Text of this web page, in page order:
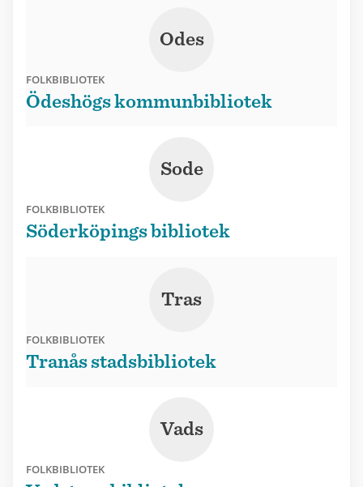
Odes
FOLKBIBLIOTEK
Ödeshögs kommunbibliotek
Sode
FOLKBIBLIOTEK
Söderköpings bibliotek
Tras
FOLKBIBLIOTEK
Tranås stadsbibliotek
Vads
FOLKBIBLIOTEK